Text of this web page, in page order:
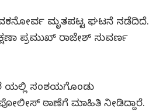
ಮೃತಪಟ್ಟ ಘಟನೆ ನಡೆದಿದೆ.
ಪ್ರಮುಖ್ ರಾಜೇಶ್ ಸುವರ್ಣ
ಯಲ್ಲಿ ಸಂಶಯಗೊಂಡು
ಠಾಣೆಗೆ ಮಾಹಿತಿ ನೀಡಿದ್ದಾರೆ.